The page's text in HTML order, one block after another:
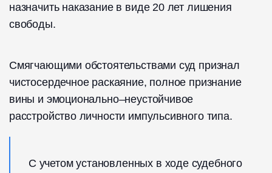
назначить наказание в виде 20 лет лишения
свободы.
Смягчающими обстоятельствами суд признал
чистосердечное раскаяние, полное признание
вины и эмоционально–неустойчивое
расстройство личности импульсивного типа.
С учетом установленных в ходе судебного